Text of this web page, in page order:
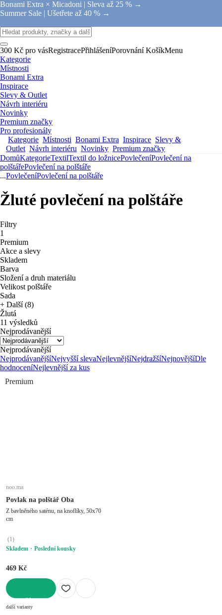
Bonami Extra × Micadoni | Sleva až 25 % →
Summer Sale | Ušetřete až 40 % →
300 Kč pro vásRegistracePřihlášeníPorovnání KošíkMenu
Kategorie
Místnosti
Bonami Extra
Inspirace
Slevy & Outlet
Návrh interiéru
Novinky
Premium značky
Pro profesionály
Kategorie Místnosti Bonami Extra Inspirace Slevy &
Outlet Návrh interiéru Novinky Premium značky
DomůKategorieTextilTextil do ložnicePovlečeníPovlečení na
polštářePovlečení na polštáře
...PovlečeníPovlečení na polštáře
Žluté povlečení na polštáře
Filtry
1
Premium
Akce a slevy
Skladem
Barva
Složení a druh materiálu
Velikost polštáře
Sada
+ Další (8)
Žlutá
11 výsledků
Nejprodávanější
Nejprodávanější
NejprodávanějšíNejvyšší slevaNejlevnějšíNejdražšíNejnovějšíDle
hodnoceníNejlevnější za kus
Premium
noo.ma
Povlak na polštář Oba
Z bavlněného saténu, na knoflíky, 50x70
cm
(1)
Skladem
Poslední kousky
469 Kč
další varianty